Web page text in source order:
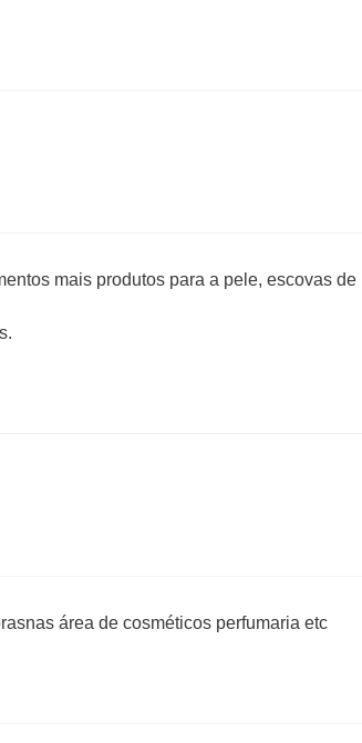
mais produtos para a pele, escovas de
área de cosméticos perfumaria etc